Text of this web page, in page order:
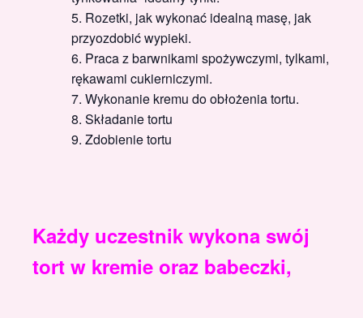
Rozetki, jak wykonać idealną masę, jak
przyozdobić wypieki.
Praca z barwnikami spożywczymi, tylkami,
rękawami cukierniczymi.
Wykonanie kremu do obłożenia tortu.
Składanie tortu
Zdobienie tortu
Każdy uczestnik wykona swój
tort w kremie oraz babeczki,